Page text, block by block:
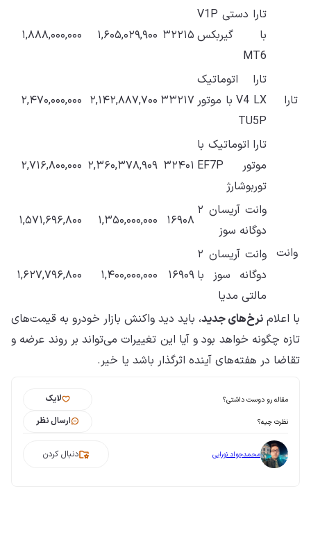
تارا
تارا دستی V1P
با گیربکس
MT6
۳۲۲۱۵ ۱,۶۰۵,۰۲۹,۹۰۰ ۱,۸۸۸,۰۰۰,۰۰۰
تارا اتوماتیک
V4 LX با موتور
TU5P
۳۳۲۱۷ ۲,۱۴۲,۸۸۷,۷۰۰ ۲,۴۷۰,۰۰۰,۰۰۰
تارا اتوماتیک با
موتور EF7P
توربوشارژ
۳۲۴۰۱ ۲,۳۶۰,۳۷۸,۹۰۹ ۲,۷۱۶,۸۰۰,۰۰۰
وانت
وانت آریسان ۲
دوگانه سوز
۱۶۹۰۸ ۱,۳۵۰,۰۰۰,۰۰۰ ۱,۵۷۱,۶۹۶,۸۰۰
وانت آریسان ۲
دوگانه سوز با
مالتی مدیا
۱۶۹۰۹ ۱,۴۰۰,۰۰۰,۰۰۰ ۱,۶۲۷,۷۹۶,۸۰۰
با اعلام نرخ‌های جدید، باید دید واکنش بازار خودرو به قیمت‌های
تازه چگونه خواهد بود و آیا این تغییرات می‌تواند بر روند عرضه و
تقاضا در هفته‌های آینده اثرگذار باشد یا خیر.
مقاله رو دوست داشتی؟ لایک
نظرت چیه؟ ارسال نظر
محمدجواد نورایی دنبال کردن